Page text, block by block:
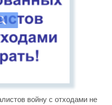
войну с отходами не